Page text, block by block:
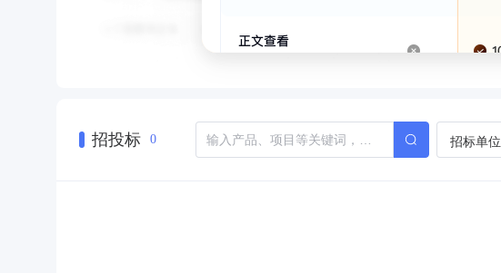
招投标 0 招标单位